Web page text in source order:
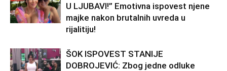
U LJUBAVI!” Emotivna ispovest njene
majke nakon brutalnih uvreda u
rijalitiju!
ŠOK ISPOVEST STANIJE
DOBROJEVIĆ: Zbog jedne odluke